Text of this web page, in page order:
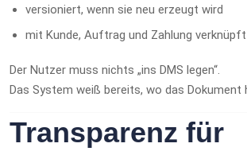
versioniert, wenn sie neu erzeugt wird
mit Kunde, Auftrag und Zahlung verknüpft
Der Nutzer muss nichts „ins DMS legen“.
Das System weiß bereits, wo das Dokument
Transparenz für